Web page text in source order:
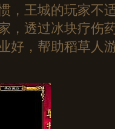
，王城的玩家不
，透过冰块疗伤
好，帮助稻草人